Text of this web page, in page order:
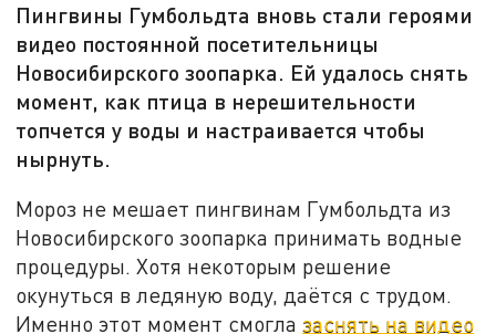
Пингвины Гумбольдта вновь стали героями
видео постоянной посетительницы
Новосибирского зоопарка. Ей удалось снять
момент, как птица в нерешительности
топчется у воды и настраивается чтобы
нырнуть.
Мороз не мешает пингвинам Гумбольдта из
Новосибирского зоопарка принимать водные
процедуры. Хотя некоторым решение
окунуться в ледяную воду, даётся с трудом.
Именно этот момент смоглазаснять на видео